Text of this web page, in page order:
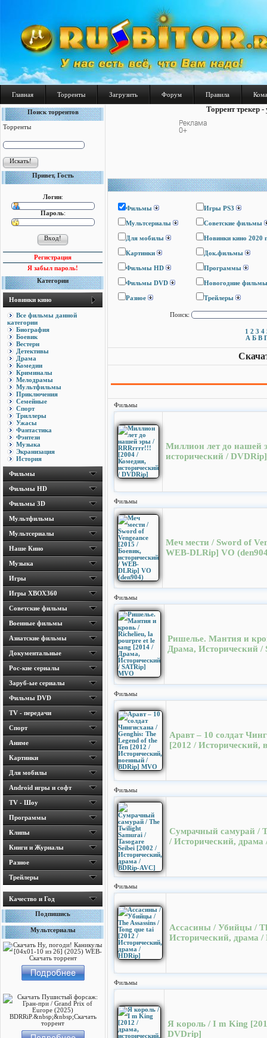
Главная Торренты Загрузить Форум Правила
Поиск торрентов
Торренты
Привет, Гость
Логин:
Пароль:
Регистрация
Я забыл пароль!
Категории
Новинки кино
Все фильмы данной
категории
Биография
Боевик
Вестерн
Детективы
Драма
Комедии
Криминалы
Мелодрамы
Мультфильмы
Приключения
Семейные
Спорт
Триллеры
Ужасы
Фантастика
Фэнтези
Музыка
Экранизация
История
Фильмы
Фильмы HD
Фильмы 3D
Мультфильмы
Мультсериалы
Наше Кино
Музыка
Игры
Игры ХВОХ360
Cоветские фильмы
Военные фильмы
Азиатские фильмы
Документальные
Рос-кие сериалы
Заруб-ые сериалы
Фильмы DVD
TV - передачи
Спорт
Аниме
Картинки
Для мобилы
Android игры и софт
TV - Шоу
Программы
Клипы
Книги и Журналы
Разное
Трейлеры
Качество и Год
Подпишись
Мультсериалы
Торрент трекер
Фильмы Игры PS3
Мультсериалы Cоветские фильмы
Для мобилы Новинки кино 2020
Картинки Док.фильмы
Фильмы HD Программы
Фильмы DVD Новогодние фильмы
Разное Трейлеры
Поиск:
1 2 3 4
А Б В
Фильмы
Миллион лет до нашей
исторический / DVDRip]
Фильмы
Меч мести / Sword of
WEB-DLRip] VO
Фильмы
Ришелье. Мантия и
Драма, Исторический /
Фильмы
Аравт – 10 солдат
[2012 / Исторический,
Фильмы
Сумрачный самурай /
/ Исторический, драма
Фильмы
Ассасины / Убийцы /
Исторический, драма /
Фильмы
Я король / I m King
DVDrip]